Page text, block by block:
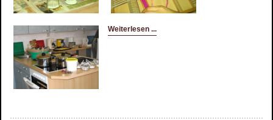
Weiterlesen ...